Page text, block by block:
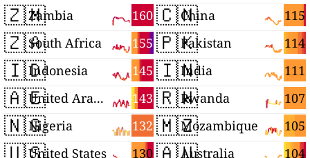
🇿🇲 160
Zambia
🇿🇦 155
South Africa
🇮🇩 145
Indonesia
🇦🇪 143
United Arab Emirates
🇳🇬 132
Nigeria
130
United States
🇨🇳 115
China
🇵🇰 114
Pakistan
🇮🇳 111
India
🇷🇼 107
Rwanda
🇲🇿 105
Mozambique
104
Australia